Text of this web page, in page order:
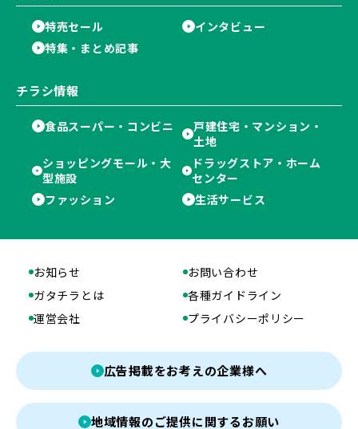
特売セール
インタビュー
特集・まとめ記事
チラシ情報
食品スーパー・コンビニ
戸建住宅・マンション・
土地
ショッピングモール・大
型施設
ドラッグストア・ホーム
センター
ファッション
生活サービス
お知らせ
お問い合わせ
ガタチラとは
各種ガイドライン
運営会社
プライバシーポリシー
広告掲載をお考えの企業様へ
地域情報のご提供に関するお願い